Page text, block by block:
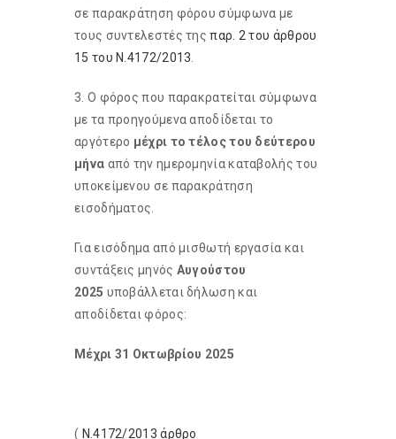
σε παρακράτηση φόρου σύμφωνα με
τους συντελεστές τηςπαρ. 2 του άρθρου
15 του Ν.4172/2013
3. Ο φόρος που παρακρατείται σύμφωνα
με τα προηγούμενα αποδίδεται το
αργότερο μέχρι το τέλος του δεύτερου
μήνα από την ημερομηνία καταβολής του
υποκείμενου σε παρακράτηση
εισοδήματος.
Για εισόδημα από μισθωτή εργασία και
συντάξεις μηνός Αυγούστου
2025 υποβάλλεται δήλωση και
αποδίδεται φόρος:
Μέχρι 31 Οκτωβρίου 2025
( Ν.4172/2013 άρθρο